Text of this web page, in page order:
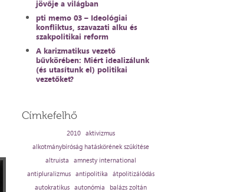
jövője a világban
pti memo 03 – Ideológiai
konfliktus, szavazati alku és
szakpolitikai reform
A karizmatikus vezető
bűvkörében: Miért idealizálunk
(és utasítunk el) politikai
vezetőket?
Címkefelhő
2010 aktivizmus
alkotmánybíróság hatáskörének szűkítése
altruista
amnesty international
antipluralizmus antipolitika
átpolitizálódás
autokratikus autonómia
balázs zoltán